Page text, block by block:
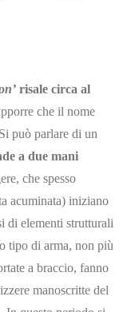
risale circa al
che il nome
può parlare di un
a due mani
chespesso
acuminata) iniziano
di elementi strutturali
tipo di arma, non più
a braccio, fanno
manoscritte del